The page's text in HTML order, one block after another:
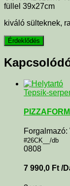
füllel 39x27cm
kiváló sülteknek,
Tepsik-
#26CK__/db
0808
7 990,0 Ft /